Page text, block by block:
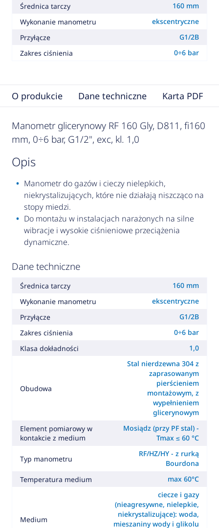
Średnica tarczy
160 mm
Wykonanie manometru
ekscentryczne
Przyłącze
G1/2B
Zakres ciśnienia
0÷6 bar
O produkcie Dane techniczne Karta PDF
Manometr glicerynowy RF 160 Gly, D811, fi160
mm, 0÷6 bar, G1/2", exc, kl. 1,0
opis
Manometr do gazów i cieczy nielepkich,
niekrystalizujących, które nie działają niszcząco na
stopy miedzi.
Do montażu w instalacjach narażonych na silne
wibracje i wysokie ciśnieniowe przeciążenia
dynamiczne.
Dane techniczne
Średnica tarczy
160 mm
Wykonanie manometru
ekscentryczne
Przyłącze
G1/2B
Zakres ciśnienia
0÷6 bar
Klasa dokładności
1,0
Obudowa
Stal nierdzewna 304 z
zaprasowanym
pierścieniem
montażowym, z
wypełnieniem
glicerynowym
Element pomiarowy w
kontakcie z medium
Mosiądz (przy PF stal) -
Tmax ≤ 60 °C
Typ manometru
RF/HZ/HY - z rurką
Bourdona
Temperatura medium
max 60°C
Medium
ciecze i gazy
(nieagresywne, nielepkie,
niekrystalizujące): woda,
mieszaniny wody i glikolu